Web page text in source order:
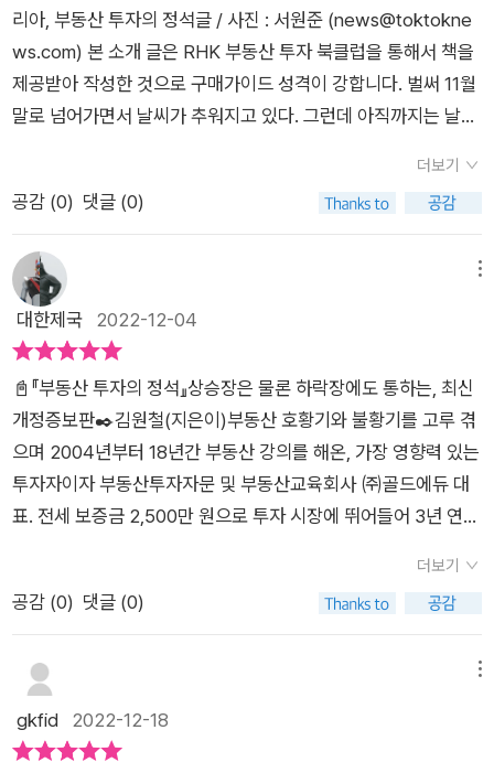
는 시스템을 구축한 뒤 거기서 나오는 자금으로 그 시점에 가장
적합한 대상을 찾아서 재 투자하는 것! 입지, 학군 이런 기본에 충
실한 아파트부터 다시금 살펴봐야겠습니다.​부동산 투자의 정석
은 책 제목처럼, 부동산 투자의 정석, 아파트 투자의 정석을 알려
주는데요 하지만 부동산 투자는 끊임없이 변화함으로 이 책을 통
해 정석을 잘 숙지하여 이를 기본으로 삼되, 변화하는 시장에 맞
은 무엇일지를 끊임없이 공부해서 자신의 상황에 맞는 투자를 포
기하지 않고 꾸준히 해야 하는 것이 이 책의 결론이 아닐까 생각
됩니다.​벌써 12월 29일입니다.내년, 부동산 전망이 궁금하신 투
자자분들이 계신다면, 상승장에도 물론 하락장에도 통하는 부동
산 책의 클래식, 부동산 투자의 정석을 읽어 보시라 권해드리며,
이 책의 리뷰를 마칩니다
부동산 경기가 하락하고 장기화되는 건 장기침체의 시작이 아니
라 투자자 입장에서 기회가 오는 것임을 알 수 있다.​그래서 지금
이 기회라고 합니다.​부동산 하락기라고 모두가 말할 때야 마로 부
동산 투자 공부를 해야하는 적기로 생각합니다.​이 책을 읽다보면
20년이상 살아남은 저자의 내공을 이 책한권으로 배울 수 있다
니 정말 좋은 것 같습니다.​부동산 투자 공부를 시작했다면 이 책
을 꼭 한번 읽어보기를 추천드립니다.
인구의 증가로 2040년까지 가구수가 늘어날 것이다. (통계청 발
표)지하주차장 연결, 드레스룸 등 주거문화가 빠르게 바뀌면서
신규 주택에 대한 수요가 영원할 수 밖에 없다.이전에 불편한 줄
모르고 살았지만, 이제는 없으면 얼마나 불편한지 알게 되었기 때
문이다.이 책은 전세레버리지 투자에 대한 부분을 상당페이지 할
애하여 다루고 있으며, 매년 3천만원의 투자 자금을 모으라고 한
드시 있고, 그 지역이 어디인지 알기 위해 노력하고 공부해야 한
다.특히 불황이 있을 때 투자할 수 있는 부동산이 만들어진다. 미
래에도 여전히 수요가 몰릴 지역을 찾는 것이다.역세권, 소형아파
트 추천.갭투자와 전세 레버리지 투자는 다르다.전세가와 매매가
차이가 적은 부동산에 투자한다는 점에서는 유사하지만전세 레
버리지 투자 - 전세 보증금이 꾸준히 상승할 수 있느냐갭투자 -
매매가가 상승할 것이냐 를 차이에 둔다.전세가와 매매가 차이가
작은 물건들 중 대부분은 특별한 호재가 없는 지역에 있는 경우가
많다.부동산 활황기가 되어서 차이가 작아진 것 일 뿐, 계속해서
럴 수 있을까?단기간에 얼마의 수익을 얻는 것보다 자산의 규모
를 늘리는 데 집중하는 것이 더 현명한 투자이다.가치, 정책, 규제
를 공부하고 찾으면서 기다린다.1년에 하나, 없으면 2년에 하나
는 충분히 찾을 수 있다.2022년 현재 가장 큰 장벽은 취득세이
생각하고 기다리라.비정상적인 상황은 원래대로 돌아가기 마련
리아, 부동산 투자의 정석글 / 사진 : 서원준 (news@toktokne
ws.com) 본 소개 글은 RHK 부동산 투자 북클럽을 통해서 책을
제공받아 작성한 것으로 구매가이드 성격이 강합니다. 벌써 11월
말로 넘어가면서 날씨가 추워지고 있다. 그런데 아직까지는 날씨
바로 감기와 코로나19가 되겠다. 감기와 코로나19는 구분하기가
쉽지 않다. 따라서 둘 다 조심하는 것이 좋겠다. 필자는 부동산 투
자가 무엇인지 전혀 모른다. 신문, 방송 등 매스 미디어들을 통해
서 “부동산 투기” 라는 말은 들어 보았으나 “부동산 투자” 라는
표현은 좀 낯선 단어이다. 그레서 이 책의 서평단으로 활동하게
되었다는 문자를 받고서 “부동산 투자가 도대체 무엇이길래 이런
봤던 책을 꼽으라면 단연 “수학의 정석”을 꼽을 수 있겠다. “수학
의 정석”, 오래간만에 듣는 분도 많을 것이다. “수학” 이란 학문에
서 나오는 다양한 공식 및 응용문제들을 다룬 책이다. 그런데! 이
번에 소개하는 책은 제목이 “부동산 투자의 정석” 이다. 즉, 부동
산을 투자하는 방법에 대해서 설명하고 있는 책으로 추측된다. 필
자가 출판사의 책 소개를 요약 정리해서 설명하겠지만, 처음에 볼
때 전혀 모르는 내용이 대부분이었다. 경제, 경영 관련 책을 여러
었다. 정보 부족을 탓할 수밖에 없는 상황이었다. 그리고 한 가지
더, 15년전에 이 책이 출간되었고 부동산 투자 필독서 였다는 것
도 처음엔 전혀 이해를 못하다가 나중에 책을 찬찬이 읽어보고 나
서야 무릎을 탁 치게 되었지만 그 때는 너무 늦어버렸다. 부동산
더보기
공감 (0) 댓글 (0)
대한제국 2022-12-04
📓『부동산 투자의 정석』상승장은 물론 하락장에도 통하는, 최신
개정증보판✒️김원철(지은이)부동산 호황기와 불황기를 고루 겪
으며 2004년부터 18년간 부동산 강의를 해온, 가장 영향력 있는
투자자이자 부동산투자자문 및 부동산교육회사 ㈜골드에듀 대
표. 전세 보증금 2,500만 원으로 투자 시장에 뛰어들어 3년 연속
열에 합류했다. 아파트, 토지, 분양권, 상가, 경매 등 부동산의 다
양한 대상에 투자한 경험을 토대로 2007년에 처음 집필한 《부동
산 투자의 정석》에서 전세 보증금을 레버리지로 활용하는 투자법
을 국내 최초로 공개했다. 소액으로도 시도할 수 있는 기발한 투
면서 수많은 투자 사이트와 카페에서 ‘필독서’, ‘교과서’로 불리며
더보기
공감 (0) 댓글 (0)
gkfid 2022-12-18